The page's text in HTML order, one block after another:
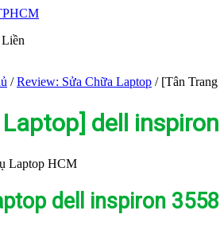
/ Review: Sửa Chữa Laptop /[Tân Trang
Laptop] dell
Laptop HCM
dell inspiron